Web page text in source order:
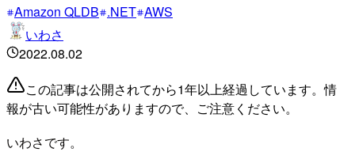
Amazon QLDB .NET AWS
いわさ
2022.08.02
この記事は公開されてから1年以上経過しています。情
報が古い可能性がありますので、ご注意ください。
いわさです。